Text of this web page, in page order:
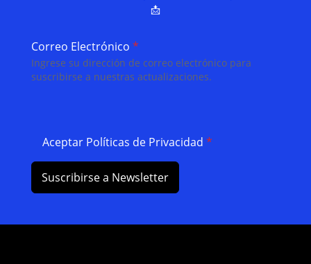
📩
Correo Electrónico *
Ingrese su dirección de correo electrónico para
suscribirse a nuestras actualizaciones.
Aceptar Políticas de Privacidad *
Suscribirse a Newsletter